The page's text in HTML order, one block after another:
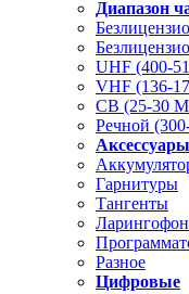
Диапазон
UHF (400-
VHF (136-
CB (25-30
Речной
Аксессуары
Гарнитуры
Тангенты
Разное
Цифровые